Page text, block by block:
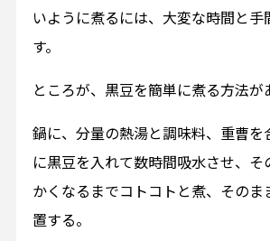
いように煮るには、大変な時間と手
す。
ところが、黒豆を簡単に煮る方法が
鍋に、分量の熱湯と調味料、重曹を
に黒豆を入れて数時間吸水させ、そ
かくなるまでコトコトと煮、そのま
置する。